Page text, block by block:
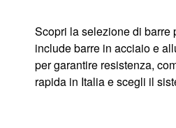
Scopri la selezione di barre
include barre in acciaio e
per garantire resistenza,
rapida in Italia e scegli il